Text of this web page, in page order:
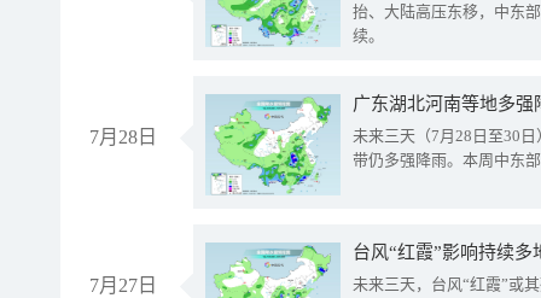
抬、大陆高压东移，中东
续。
7月28日
广东湖北河南等地多
未来三天（7月28日至30
带仍多强降雨。本周中东
7月27日
台风“红霞”影响持续
未来三天，台风“红霞”或